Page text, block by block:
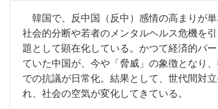
韓国で、反中国（反中）感情の高まりが
社会的分断や若者のメンタルヘルス危機を
題として顕在化している。かつて経済的パ
ていた中国が、今や「脅威」の象徴となり
での抗議が日常化。結果として、世代間対
れ、社会の空気が変化してきている。